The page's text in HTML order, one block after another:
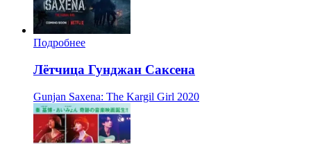
Подробнее
Лётчица Гунджан Саксена
Gunjan Saxena: The Kargil Girl 2020